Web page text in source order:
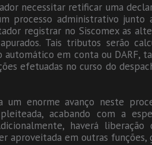
necessitar retificar uma
processo administrativo junto
registrar no Siscomex as
Tais tributos serão
em conta ou DARF,
efetuadas no curso do
um enorme avanço neste
acabando com a
haverá
aproveitada em outras